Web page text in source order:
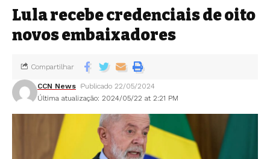
Lula recebe credenciais de oito
novos embaixadores
Última atualização: 2024/05/22 at 2:21 PM
CCN News Publicado 22/05/2024
Compartilhar